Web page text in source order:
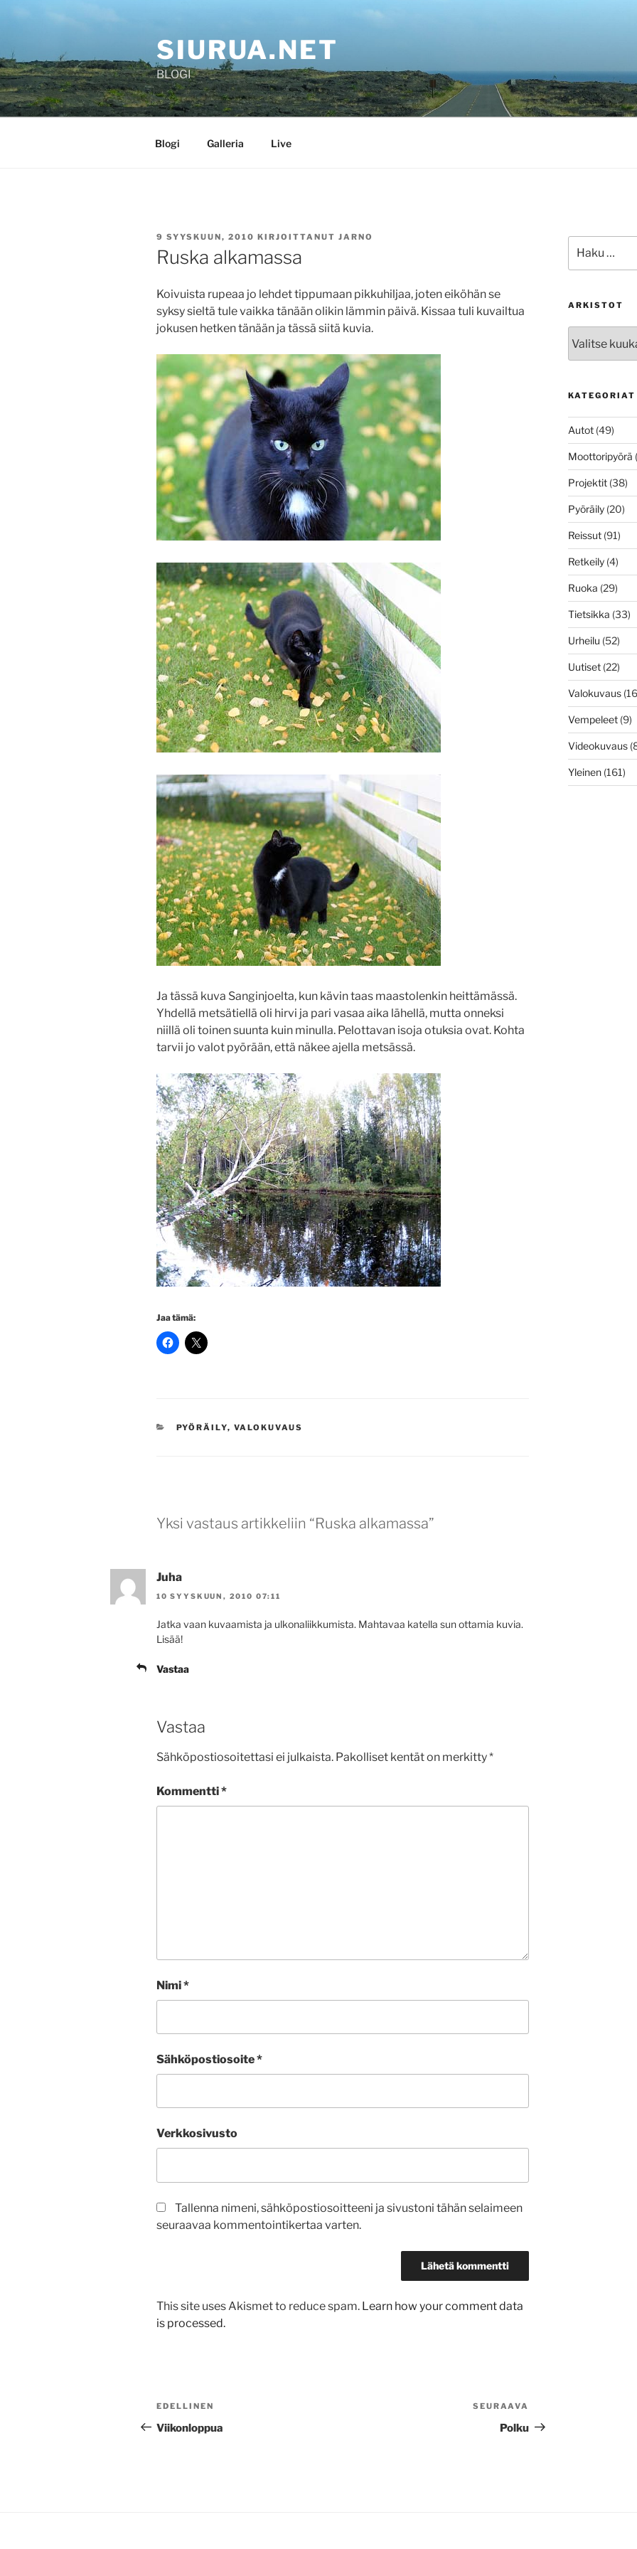
SIURUA.NET
BLOGI
Blogi Galleria Live
JULKAISTU
9 SYYSKUUN, 2010 KIRJOITTANUT JARNO
Ruska alkamassa
Koivuista rupeaa jo lehdet tippumaan pikkuhiljaa, joten eiköhän se
syksy sieltä tule vaikka tänään olikin lämmin päivä. Kissaa tuli kuvailtua
jokusen hetken tänään ja tässä siitä kuvia.
Ja tässä kuva Sanginjoelta, kun kävin taas maastolenkin heittämässä.
Yhdellä metsätiellä oli hirvi ja pari vasaa aika lähellä, mutta onneksi
niillä oli toinen suunta kuin minulla. Pelottavan isoja otuksia ovat. Kohta
tarvii jo valot pyörään, että näkee ajella metsässä.
Jaa tämä:
KATEGORIAT
PYÖRÄILY, VALOKUVAUS
Yksi vastaus artikkeliin “Ruska alkamassa”
Juha
10 SYYSKUUN, 2010 07:11
Jatka vaan kuvaamista ja ulkonaliikkumista. Mahtavaa katella sun ottamia kuvia.
Lisää!
Vastaa
Vastaa
Sähköpostiosoitettasi ei julkaista. Pakolliset kentät on merkitty*
Kommentti*
Nimi*
Sähköpostiosoite*
Verkkosivusto
Tallenna nimeni, sähköpostiosoitteeni ja sivustoni tähän selaimeen
seuraavaa kommentointikertaa varten.
This site uses Akismet to reduce spam. Learn how your comment data
is processed.
Artikkelien
selaus
Edellinen
artikkeli
EDELLINEN
Viikonloppua
artikkeli
SEURAAVA
Polku
ARKISTOT
KATEGORIAT
Autot(49)
Moottoripyörä
Projektit(38)
Pyöräily(20)
Reissut(91)
Retkeily(4)
Ruoka (29)
Tietsikka (33)
Urheilu (52)
Uutiset(22)
Valokuvaus
Vempeleet(9)
Videokuvaus
Yleinen(161)